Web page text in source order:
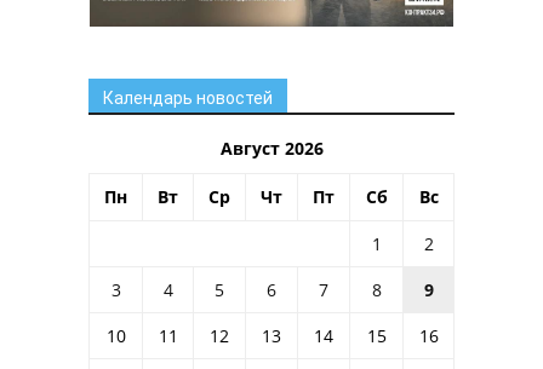
Календарь новостей
Август 2026
Пн Вт Ср Чт Пт Сб Вс
1
2
3
4 5 6 7 8
9
10
11 12 13 14 15
16